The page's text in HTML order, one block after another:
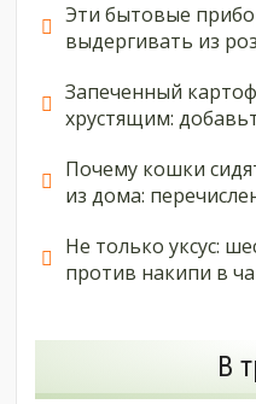
Эти бытовые
выдергивать из
Запеченный
хрустящим:
Почему кошки
из дома:
Не только уксус:
против накипи в
В